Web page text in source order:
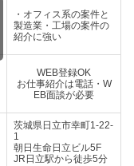
・オフィス系の案件と
製造業・工場の案件の
紹介に強い
WEB登録OK
お仕事紹介は電話・W
EB面談が必要
茨城県日立市幸町1-22-
1
朝日生命日立ビル5F
JR日立駅から徒歩5分